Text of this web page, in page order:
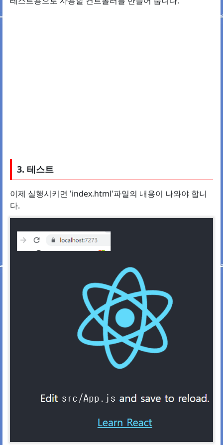
3. 테스트
이제 실행시키면 'index.html'파일의 내용이 나와야 합니
다.